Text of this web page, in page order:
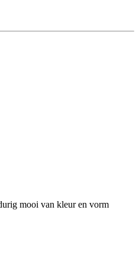
mooi van kleur en vorm